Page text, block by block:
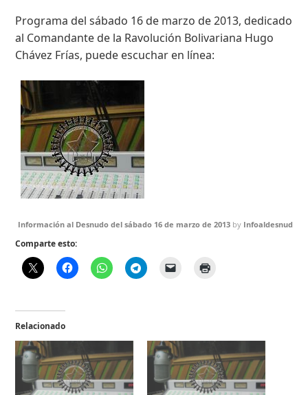
Programa del sábado 16 de marzo de 2013, dedicado
al Comandante de la Ravolución Bolivariana Hugo
Chávez Frías, puede escuchar en línea:
Información al Desnudo del sábado 16 de marzo de 2013 by Infoaldesnudo
Comparte esto:
Relacionado